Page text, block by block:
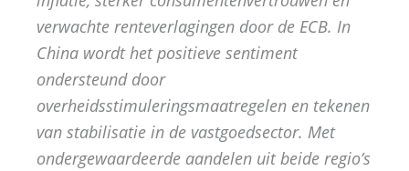
verwachte renteverlagingen door de ECB. In
China wordt het positieve sentiment
ondersteund door
overheidsstimuleringsmaatregelen en tekenen
van stabilisatie in de vastgoedsector. Met
ondergewaardeerde aandelen uit beide regio’s